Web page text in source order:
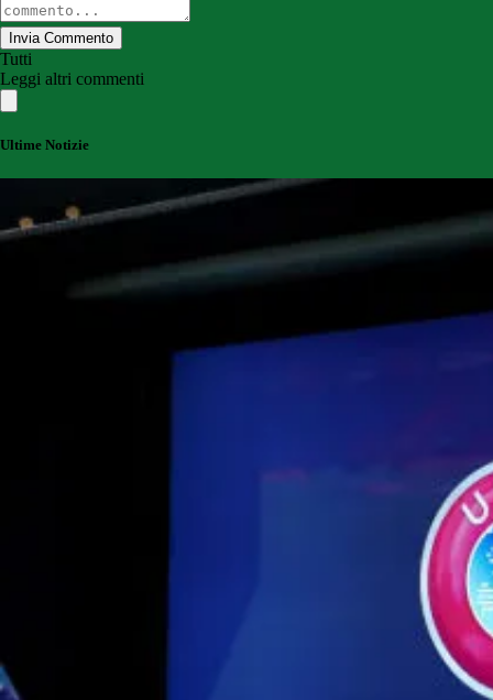
Invia Commento
Tutti
Leggi altri commenti
Ultime Notizie